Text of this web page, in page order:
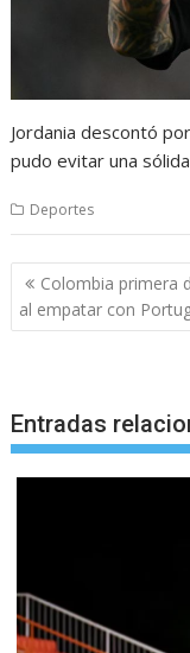
Jordania descontó
pudo evitar una
Deportes
Navegación
de
entradas
Colombia primera
al empatar con
Entradas